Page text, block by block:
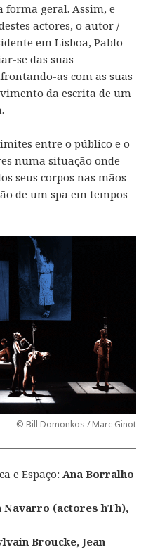
geral. Assim, e
actores, o autor /
em Lisboa, Pablo
se das suas
as com as suas
da escrita de um
entre o público e o
numa situação onde
seus corpos nas mãos
de um spa em tempos
© Bill Domonkos / Marc Ginot
e Espaço: Ana Borralho
Navarro (actores hTh),
Broucke, Jean